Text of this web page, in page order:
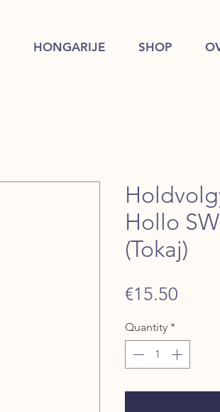
HONGARIJE SHOP
Hollo
(Tokaj)
€15.50
Quantity *